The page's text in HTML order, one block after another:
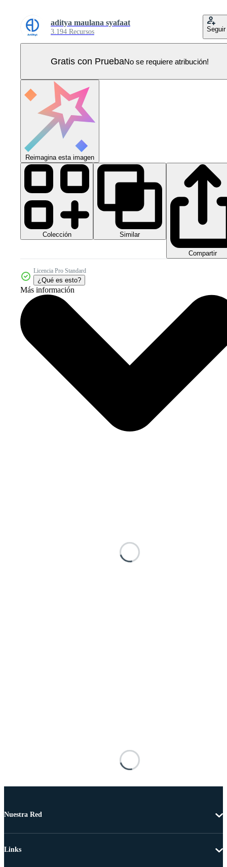
aditya maulana syafaat
3.194 Recursos Seguir
Gratis con PruebaNo se requiere atribución!
Reimagina esta imagen
Colección Similar
Compartir
Licencia Pro Standard
¿Qué es esto?
Más información
Nuestra Red
Links